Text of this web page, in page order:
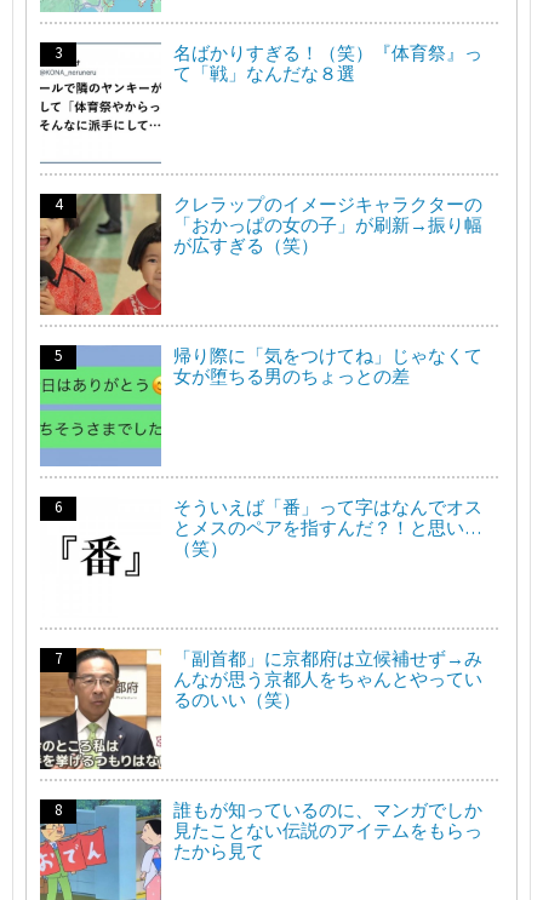
名ばかりすぎる！（笑）『体育祭』っ
て「戦」なんだな８選
クレラップのイメージキャラクターの
「おかっぱの女の子」が刷新→振り幅
が広すぎる（笑）
帰り際に「気をつけてね」じゃなくて
女が堕ちる男のちょっとの差
そういえば「番」って字はなんでオス
とメスのペアを指すんだ？！と思い…
（笑）
「副首都」に京都府は立候補せず→み
んなが思う京都人をちゃんとやってい
るのいい（笑）
誰もが知っているのに、マンガでしか
見たことない伝説のアイテムをもらっ
たから見て